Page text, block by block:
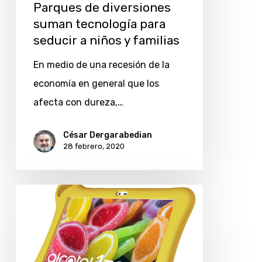
niñosParques de diversiones
suman tecnología para
seducir a niños y familias
En medio de una recesión de la
economía en general que los
afecta con dureza,…
César Dergarabedian
28 febrero, 2020